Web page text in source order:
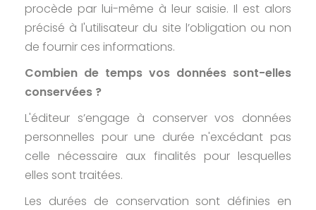
procède par lui-même à leur saisie. Il est alors
précisé à l'utilisateur du site l’obligation ou non
de fournir ces informations.
Combien de temps vos données sont-elles
conservées ?
L'éditeur s’engage à conserver vos données
personnelles pour une durée n'excédant pas
celle nécessaire aux finalités pour lesquelles
elles sont traitées.
Les durées de conservation sont définies en